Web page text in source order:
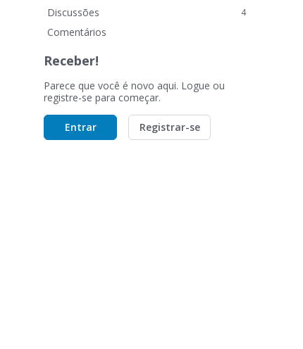
Discussões
4
Comentários
Receber!
Parece que você é novo aqui. Logue ou
registre-se para começar.
Entrar Registrar-se